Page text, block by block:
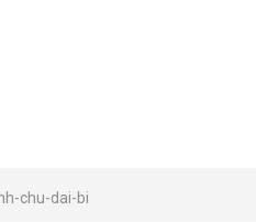
chu-dai-bi